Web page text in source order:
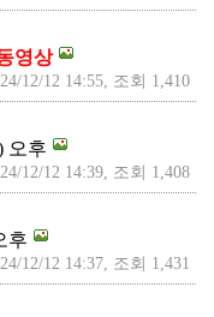
영상
24/12/12 14:55, 조회 1,410
오후
24/12/12 14:39, 조회 1,408
후
24/12/12 14:37, 조회 1,431